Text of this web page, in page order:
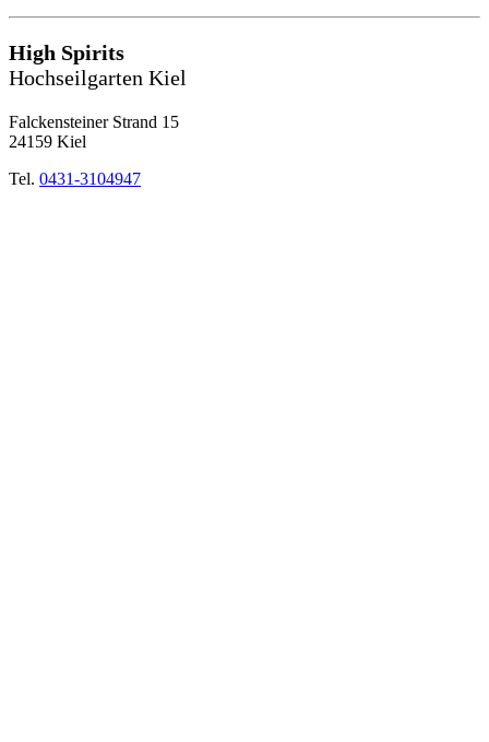
High Spirits
Hochseilgarten Kiel
Falckensteiner Strand 15
24159 Kiel
Tel. 0431-3104947